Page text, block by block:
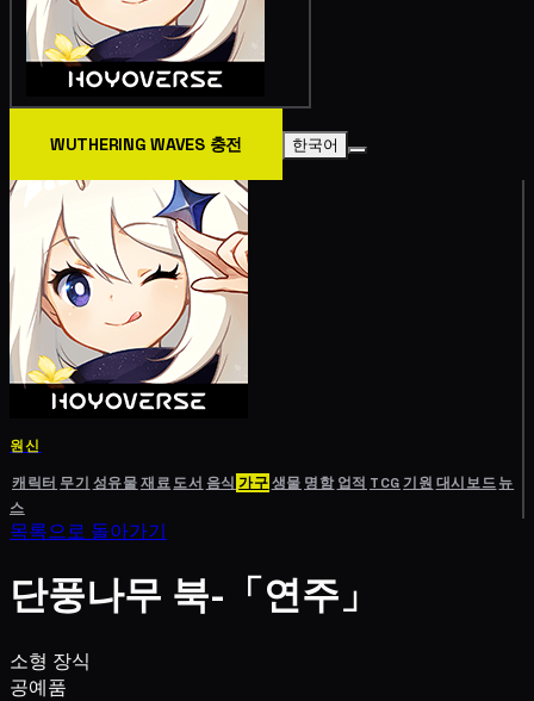
WUTHERING WAVES 충전 한국어
원신
캐릭터 무기 성유물재료도서 음식 가구생물 명함 업적 TCG기원 대시보드뉴
스
목록으로 돌아가기
단풍나무 북-「연주」
소형 장식
공예품